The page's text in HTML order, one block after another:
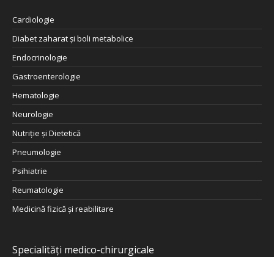
Cardiologie
Diabet zaharat şi boli metabolice
Endocrinologie
Gastroenterologie
Hematologie
Neurologie
Nutriţie şi Dietetică
Pneumologie
Psihiatrie
Reumatologie
Medicină fizică și reabilitare
Specialități medico-chirurgicale